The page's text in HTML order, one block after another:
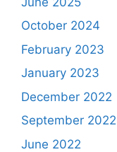
October 2024
February 2023
January 2023
December 2022
September 2022
June 2022